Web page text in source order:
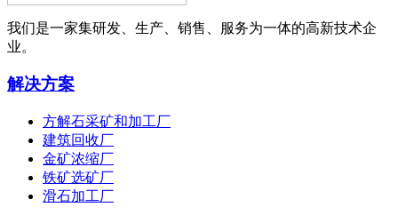
我们是一家集研发、生产、销售、服务为一体的高新技术企
业。
解决方案
方解石采矿和加工厂
建筑回收厂
金矿浓缩厂
铁矿选矿厂
滑石加工厂